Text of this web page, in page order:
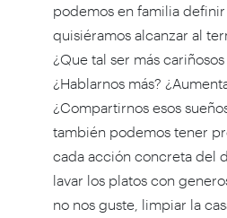
podemos en familia
quisiéramos alcanzar al
¿Que tal ser más
¿Hablarnos más?
¿Compartirnos esos
también podemos tener
cada acción concreta del
lavar los platos con
no nos guste, limpiar la